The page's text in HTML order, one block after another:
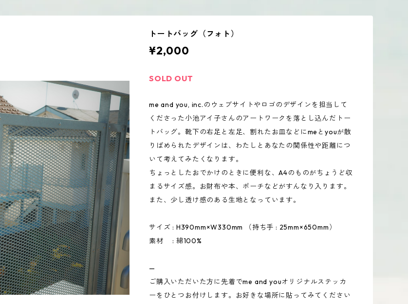
トートバッグ（フォト）
¥2,000
SOLD OUT
me and you, inc.のウェブサイトやロゴのデザインを担当して
くださった小池アイ子さんのアートワークを落とし込んだトー
トバッグ。靴下の右足と左足、割れたお皿などにmeとyouが散
りばめられたデザインは、わたしとあなたの関係性や距離につ
いて考えてみたくなります。
ちょっとしたおでかけのときに便利な、A4のものがちょうど収
まるサイズ感。お財布や本、ポーチなどがすんなり入ります。
また、少し透け感のある生地となっています。
サイズ : H390mm×W330mm （持ち手 : 25mm×650mm）
素材 : 綿100%
—
ご購入いただいた方に先着でme and youオリジナルステッカ
ーをひとつお付けします。お好きな場所に貼ってみてください